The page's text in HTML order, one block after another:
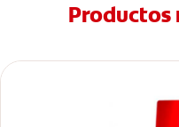
Productos